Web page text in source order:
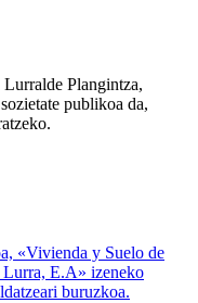
Lurralde Plangintza,
publikoa da,
«Vivienda y Suelo de
E.A» izeneko
buruzkoa.